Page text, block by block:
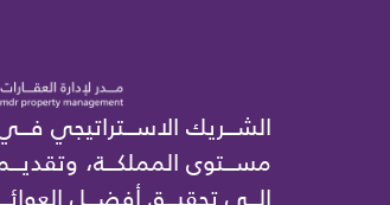
الشـــريك الاســـتراتيجي
مســـتوى المملكـــة،